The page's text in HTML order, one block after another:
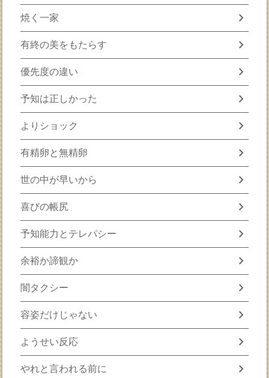
焼く一家 chevron_right
有終の美をもたらす chevron_right
優先度の違い chevron_right
予知は正しかった chevron_right
よりショック chevron_right
有精卵と無精卵 chevron_right
世の中が早いから chevron_right
喜びの帳尻 chevron_right
予知能力とテレパシー chevron_right
余裕か諦観か chevron_right
闇タクシー chevron_right
容姿だけじゃない chevron_right
ようせい反応 chevron_right
やれと言われる前に chevron_right